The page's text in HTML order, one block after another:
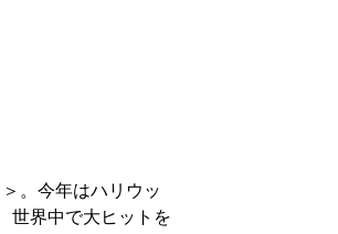
。今年はハリウッ
世界中で大ヒットを